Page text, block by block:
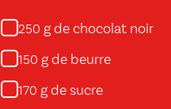
250 g de chocolat noir
150 g de beurre
170 g de sucre